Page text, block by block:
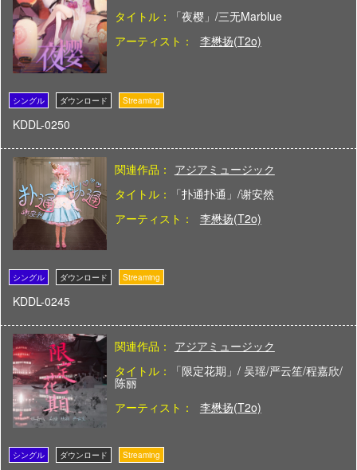
タイトル：
「夜樱」/三无Marblue
アーティスト：
李懋扬(T2o)
KDDL-0250
関連作品： アジアミュージック
タイトル：
「扑通扑通」/谢安然
アーティスト：
李懋扬(T2o)
KDDL-0245
関連作品： アジアミュージック
タイトル：
「限定花期」/ 吴瑶/严云笙/程嘉欣/
陈丽
アーティスト：
李懋扬(T2o)